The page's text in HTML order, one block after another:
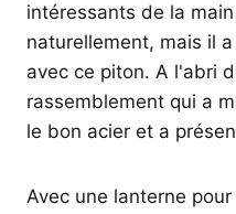
intéressants de la
naturellement, mais il
avec ce piton. A l'abri
rassemblement qui a
le bon acier et a
Avec une lanterne